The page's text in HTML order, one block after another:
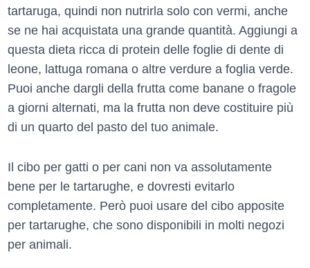
tartaruga, quindi non nutrirla solo con vermi, anche
se ne hai acquistata una grande quantità. Aggiungi a
questa dieta ricca di protein delle foglie di dente di
leone, lattuga romana o altre verdure a foglia verde.
Puoi anche dargli della frutta come banane o fragole
a giorni alternati, ma la frutta non deve costituire più
di un quarto del pasto del tuo animale.
Il cibo per gatti o per cani non va assolutamente
bene per le tartarughe, e dovresti evitarlo
completamente. Però puoi usare del cibo apposite
per tartarughe, che sono disponibili in molti negozi
per animali.